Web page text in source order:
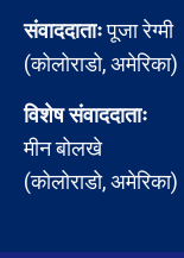
संवाददाताःपूजा रेग्मी
(कोलोराडो, अमेरिका)
विशेष संवाददाताः
मीन बोलखे
(कोलोराडो, अमेरिका)